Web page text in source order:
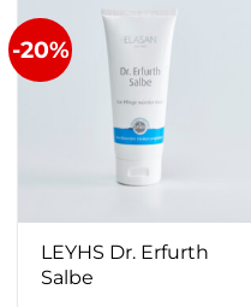
-20%
LEYHS Dr. Erfurth
Salbe